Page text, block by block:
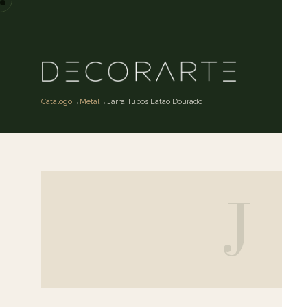
Catálogo→ Metal→Jarra Tubos Latão Dourado
J